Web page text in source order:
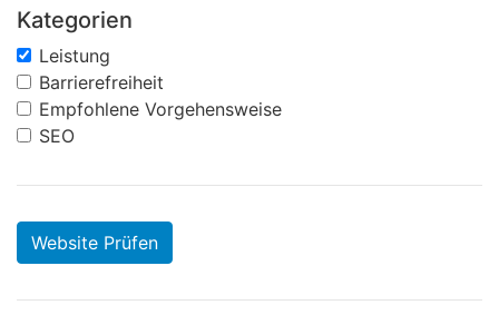
Kategorien
Leistung
Barrierefreiheit
Empfohlene Vorgehensweise
SEO
Website Prüfen